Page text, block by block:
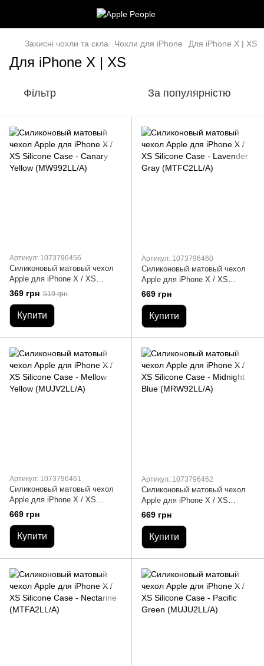
Захисні чохли та скла Чохли для iPhone Для iPhone X | XS
Для iPhone X | XS
Фільтр За популярністю
Артикул: 1073796456
Силиконовый матовый чехол
Apple для iPhone X / XS
Silicone Case - Canary Yellow
(MW992LL/A)
369 грн 519 грн
Купити
Артикул: 1073796460
Силиконовый матовый чехол
Apple для iPhone X / XS
Silicone Case - Lavender Gray
(MTFC2LL/A)
669 грн
Купити
Артикул: 1073796461
Силиконовый матовый чехол
Apple для iPhone X / XS
Silicone Case - Mellow Yellow
(MUJV2LL/A)
669 грн
Купити
Артикул: 1073796462
Силиконовый матовый чехол
Apple для iPhone X / XS
Silicone Case - Midnight Blue
(MRW92LL/A)
669 грн
Купити